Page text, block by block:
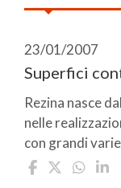
23/01/2007
Superfici
Rezina nasce
nelle
con grandi